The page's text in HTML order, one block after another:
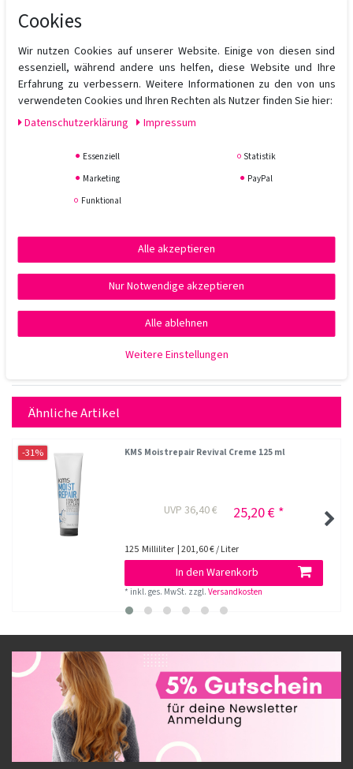
Besonders geeignet für ein seidenmattes Finish für alle Short
Cuts.
Anwendung:
Die gewünschte Menge gut zwischen den Handflächen
verreiben und ins handtuchtrockene oder trockene Haar geben.
Beliebig in Form stylen.
Ähnliche Artikel
-31% KMS Moistrepair Revival Creme 125 ml
UVP 36,40 € 25,20 € *
125 Milliliter | 201,60 € / Liter
In den Warenkorb
* inkl. ges. MwSt. zzgl.Versandkosten
Cookies
Wir nutzen Cookies auf unserer Website. Einige von diesen sind
essenziell, während andere uns helfen, diese Website und Ihre
Erfahrung zu verbessern. Weitere Informationen zu den von uns
verwendeten Cookies und Ihren Rechten als Nutzer finden Sie hier:
Daten­schutz­erklärung
Impressum
Essenziell
Statistik
Marketing
PayPal
Funktional
Alle akzeptieren
Nur Notwendige akzeptieren
Alle ablehnen
Weitere Einstellungen